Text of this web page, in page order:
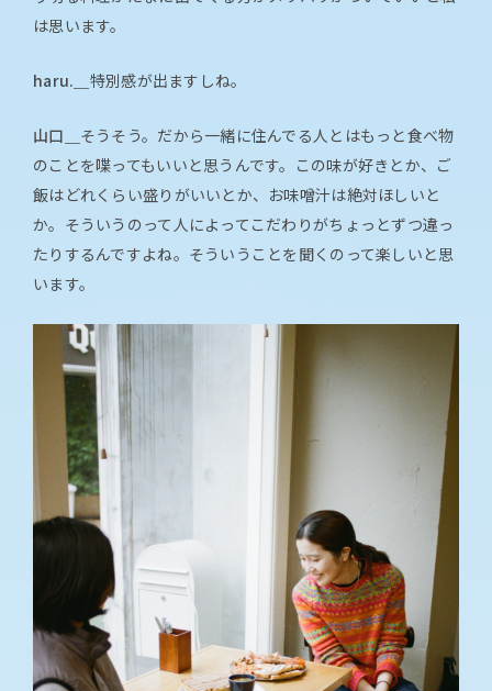
は思います。
haru.＿ 特別感が出ますしね。
山口＿ そうそう。だから一緒に住んでる人とはもっと食べ物
のことを喋ってもいいと思うんです。この味が好きとか、ご
飯はどれくらい盛りがいいとか、お味噌汁は絶対ほしいと
か。そういうのって人によってこだわりがちょっとずつ違っ
たりするんですよね。そういうことを聞くのって楽しいと思
います。